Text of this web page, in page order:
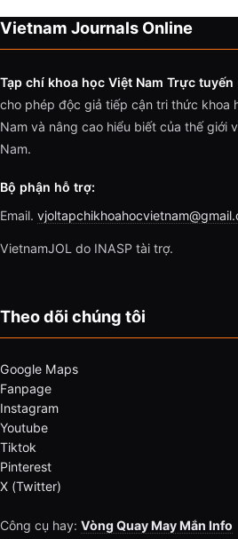
Vietnam Journals Online
Tạp chí khoa học Việt Nam Trực
cho phép độc giả tiếp cận tri thức khoa
Nam và nâng cao hiểu biết của thế giới
Nam.
Bộ phận hỗ trợ:
Email.
VietnamJOL do INASP tài trợ.
Theo dõi chúng tôi
Google Maps
Fanpage
Instagram
Youtube
Tiktok
Pinterest
X (Twitter)
Công cụ hay: Vòng Quay May Mắn Info